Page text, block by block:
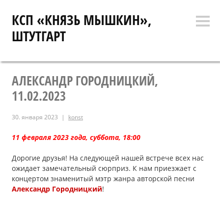
содержимому
КСП «КНЯЗЬ МЫШКИН»,
ШТУТГАРТ
АЛЕКСАНДР ГОРОДНИЦКИЙ,
11.02.2023
30. января 2023 konst
11 февраля 2023 года, суббота, 18:00
Дорогие друзья! На следующей нашей встрече всех нас
ожидает замечательный сюрприз. К нам приезжает с
концертом знаменитый мэтр жанра авторской песни
Александр Городницкий!